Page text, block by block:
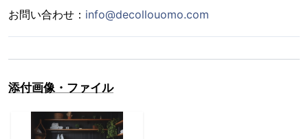
お問い合わせ： info@decollouomo.com
添付画像・ファイル